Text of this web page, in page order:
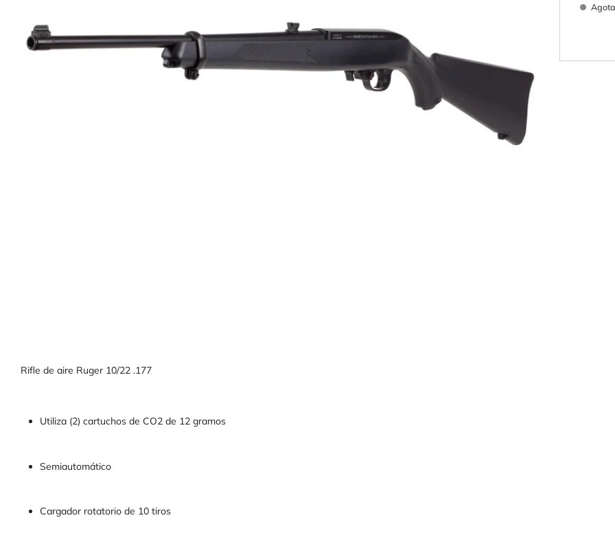
Rifle de aire Ruger 10/22 .177
Utiliza (2) cartuchos de CO2 de 12 gramos
Semiautomático
Cargador rotatorio de 10 tiros